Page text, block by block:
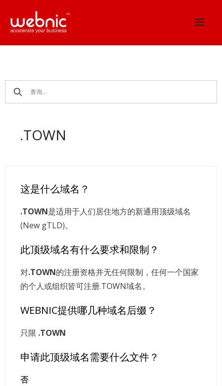
content
.TOWN
这是什么域名？
.TOWN是适用于人们居住地方的新通用顶级域名
(New gTLD)。
此顶级域名有什么要求和限制？
对.TOWN的注册资格并无任何限制，任何一个国家
的个人或组织皆可注册.TOWN域名。
WEBNIC提供哪几种域名后缀？
只限 .TOWN
申请此顶级域名需要什么文件？
否